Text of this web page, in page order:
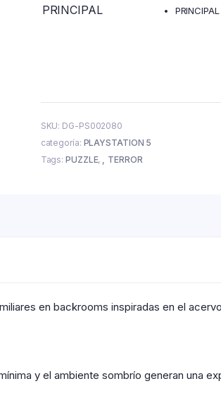
PRINCIPAL PRINCIPAL
SKU: DG-PS002080
categoría: PLAYSTATION 5
Tags:PUZZLE, TERROR
en backrooms inspiradas en el
y el ambiente sombrío generan una